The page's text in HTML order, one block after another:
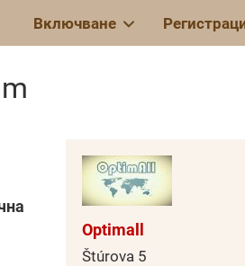
Включване
Optimall
Štúrova 5